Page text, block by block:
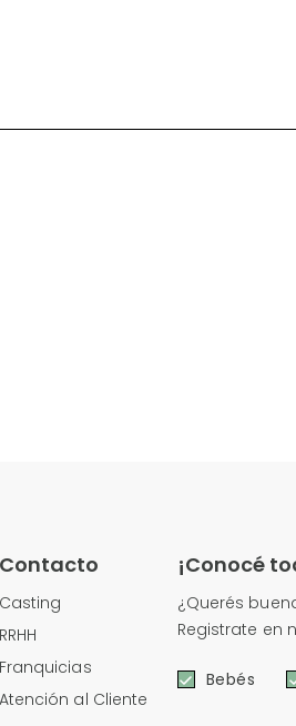
Contacto
Casting
RRHH
Franquicias
Atención al Cliente
¡Conocé
¿Querés
Registrate en
Bebés